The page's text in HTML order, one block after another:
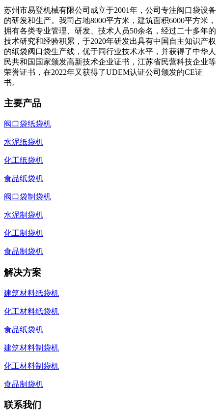
苏州市易登机械有限公司成立于2001年，公司专注阀口袋设备
的研发和生产。我司占地8000平方米，建筑面积6000平方米，
拥有各类专业管理、研发、技术人员50余名，经过二十多年的
技术研究和经验积累，于2020年研发出具有中国自主知识产权
的纸袋阀口袋生产线，优于同行业技术水平，并获得了中华人
民共和国国家颁发高新技术企业证书，江苏省民营科技企业等
荣誉证书，在2022年又获得了UDEM认证公司颁发的CE证
书。
主要产品
阀口袋纸袋机
水泥纸袋机
化工纸袋机
食品纸袋机
阀口袋制袋机
水泥制袋机
化工制袋机
食品制袋机
解决方案
建筑材料纸袋机
化工材料纸袋机
食品纸袋机
建筑材料制袋机
化工材料制袋机
食品制袋机
联系我们